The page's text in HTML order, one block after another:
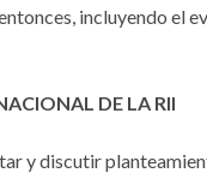
incluyendo el
DE LA RII
y discutir